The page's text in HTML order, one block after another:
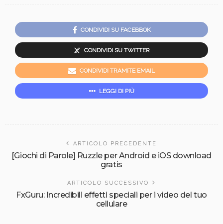
CONDIVIDI SU FACEBBOK
CONDIVIDI SU TWITTER
CONDIVIDI TRAMITE EMAIL
LEGGI DI PIÙ
ARTICOLO PRECEDENTE
[Giochi di Parole] Ruzzle per Android e iOS download
gratis
ARTICOLO SUCCESSIVO
FxGuru: Incredibili effetti speciali per i video del tuo
cellulare